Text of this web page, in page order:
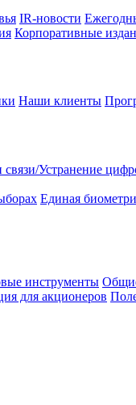
IR-новости
Корпоративные
Наши клиенты
Устранение
Единая
инструменты
для акционеров